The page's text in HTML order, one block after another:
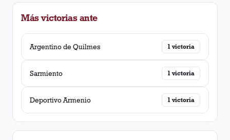
Más victorias ante
Argentino de Quilmes 1 victoria
Sarmiento 1 victoria
Deportivo Armenio 1 victoria